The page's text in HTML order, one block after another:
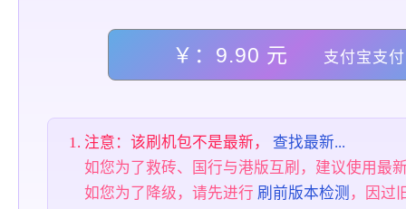
￥：9.90 元 支付宝支付
注意：该刷机包不是最新， 查找最新...
如您为了救砖、国行与港版互刷，建议使用最
如您为了降级，请先进行 刷前版本检测 ，因过